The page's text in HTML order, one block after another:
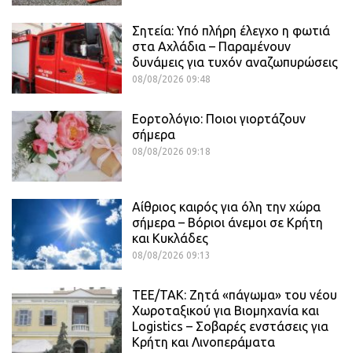
Σητεία: Υπό πλήρη έλεγχο η φωτιά
στα Αχλάδια – Παραμένουν
δυνάμεις για τυχόν αναζωπυρώσεις
08/08/2026 09:48
Εορτολόγιο: Ποιοι γιορτάζουν
σήμερα
08/08/2026 09:18
Αίθριος καιρός για όλη την χώρα
σήμερα – Βόριοι άνεμοι σε Κρήτη
και Κυκλάδες
08/08/2026 09:13
ΤΕΕ/ΤΑΚ: Ζητά «πάγωμα» του νέου
Χωροταξικού για Βιομηχανία και
Logistics – Σοβαρές ενστάσεις για
Κρήτη και Λινοπεράματα